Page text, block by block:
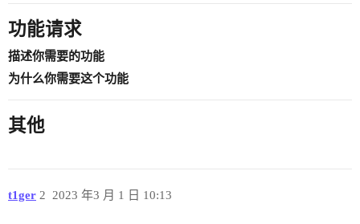
功能请求
描述你需要的功能
为什么你需要这个功能
其他
t1ger 2023 年3 月 1 日 10:13
2